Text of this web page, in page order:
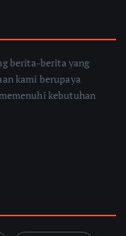
berita-berita yang
kami berupaya
kebutuhan